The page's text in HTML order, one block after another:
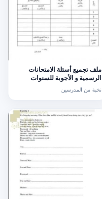
ملف تجميع أسئلة الامتحانات
الرسمية و الأجوبة للسنوات
السابقة الدور الأول (الامتحانات)
التاسع
نخبة من المدرسين